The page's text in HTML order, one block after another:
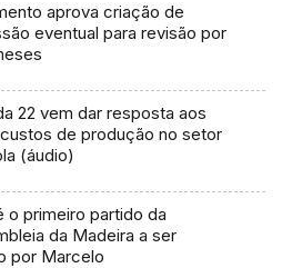
aprova criação de
eventual para revisão por
22 vem dar resposta aos
de produção no setor
(áudio)
o primeiro partido da
da Madeira a ser
por Marcelo